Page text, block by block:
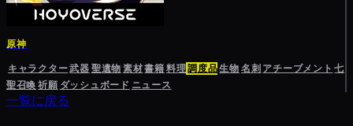
原神
キャラクター武器聖遺物素材書籍料理調度品生物名刺 アチーブメント 七
聖召喚祈願 ダッシュボード ニュース
一覧に戻る